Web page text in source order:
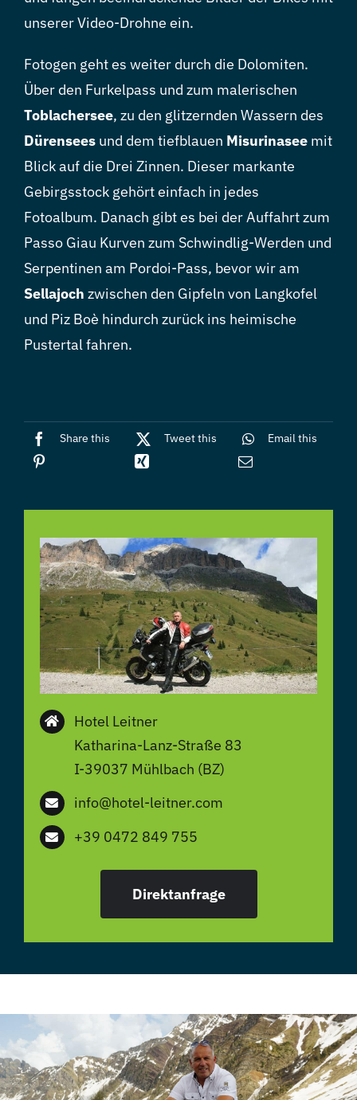
unserer Video-Drohne ein.
Fotogen geht es weiter durch die Dolomiten.
Über den Furkelpass und zum malerischen
Toblachersee, zu den glitzernden Wassern des
Dürensees und dem tiefblauen Misurinasee mit
Blick auf die Drei Zinnen. Dieser markante
Gebirgsstock gehört einfach in jedes
Fotoalbum. Danach gibt es bei der Auffahrt zum
Passo Giau Kurven zum Schwindlig-Werden und
Serpentinen am Pordoi-Pass, bevor wir am
Sellajoch zwischen den Gipfeln von Langkofel
und Piz Boè hindurch zurück ins heimische
Pustertal fahren.
Share this Tweet this Email this
Hotel Leitner
Katharina-Lanz-Straße 83
I-39037 Mühlbach (BZ)
info@hotel-leitner.com
+39 0472 849 755
Direktanfrage